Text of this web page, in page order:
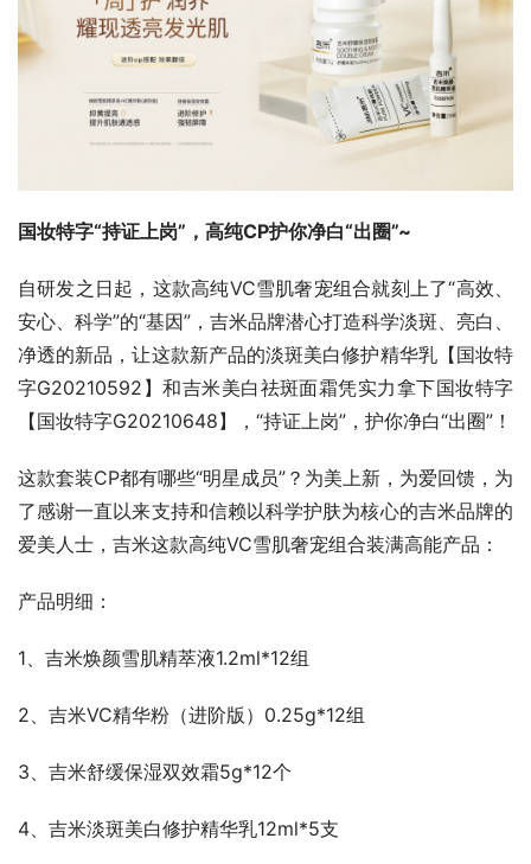
国妆特字“持证上岗”，高纯CP护你净白“出圈”~
自研发之日起，这款高纯VC雪肌奢宠组合就刻上了“高效、
安心、科学”的“基因”，吉米品牌潜心打造科学淡斑、亮白、
净透的新品，让这款新产品的淡斑美白修护精华乳【国妆特
字G20210592】和吉米美白祛斑面霜凭实力拿下国妆特字
【国妆特字G20210648】，“持证上岗”，护你净白“出圈”！
这款套装CP都有哪些“明星成员”？为美上新，为爱回馈，为
了感谢一直以来支持和信赖以科学护肤为核心的吉米品牌的
爱美人士，吉米这款高纯VC雪肌奢宠组合装满高能产品：
产品明细：
1、吉米焕颜雪肌精萃液1.2ml*12组
2、吉米VC精华粉（进阶版）0.25g*12组
3、吉米舒缓保湿双效霜5g*12个
4、吉米淡斑美白修护精华乳12ml*5支